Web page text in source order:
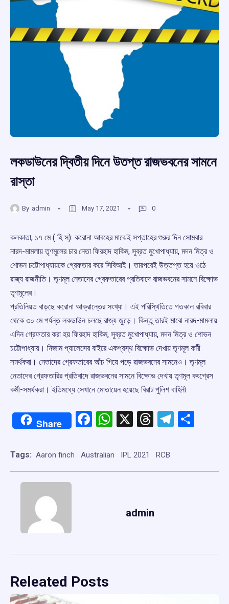
লকডাউনের দ্বিতীয় দিনে উতপ্ত রাজভবনের সামনে
রাস্তা
By admin May 17, 2021 0
কলকাতা, ১৭ মে ( হি স): করোনা আবহের মাঝেই সপ্তাহের শুরুর দিন সোমবার
নারদ-মামলায় তৃণমূলের চার নেতা ফিরহাদ হাকিম, সুব্রত মুখোপাধ্যায়, মদন মিত্র ও
শোভন চট্টোপাধ্যায়কে গ্রেফতার করে সিবিআই। তারপরেই উত্তপ্ত হয়ে ওঠে
রাজ্য রাজনীতি। তৃণমূল নেতাদের গ্রেফতারের প্রতিবাদে রাজভবনের সামনে বিক্ষোভ
তৃণমূলের।
প্রতিনিয়ত বাড়ছে করোনা আক্রান্তের সংখ্যা। এই পরিস্থিতিতে গতকাল রবিবার
থেকে ৩০ মে পর্যন্ত লকডাউন চলছে রাজ্য জুড়ে। কিন্তু তারই মাঝে নারদ-মামলায়
এদিন গ্রেফতার করা হয় ফিরহাদ হাকিম, সুব্রত মুখোপাধ্যায়, মদন মিত্র ও শোভন
চট্টোপাধ্যায়। নিজাম প্যালেসের বাইরে একপ্রস্থ বিক্ষোভ দেখায় তৃণমূল কর্মী
সমর্থকরা। নেতাদের গ্রেফতারের আঁচ গিয়ে পড়ে রাজভবনের সামনেও। তৃণমূল
নেতাদের গ্রেফতারির প্রতিবাদে রাজভবনের সামনে বিক্ষোভ দেখায় তৃণমূল কংগ্রেস
কর্মী-সমর্থকরা। ইতিমধ্যে সেখানে মোতায়েন হয়েছে বিরাট পুলিশ বাহিনী
Share Facebook
WhatsApp
X Threads
Tags: Aaron finch Australian IPL 2021 RCB
admin
Releated Posts